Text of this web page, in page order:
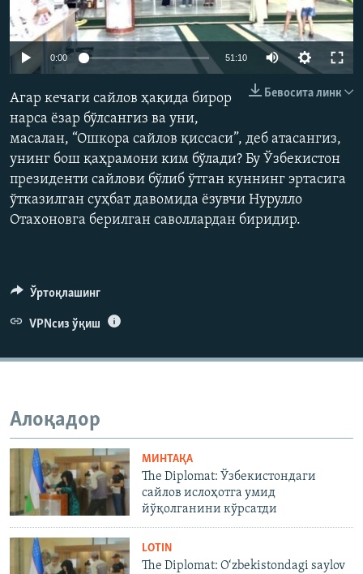
480p
720p
0:00 51:10 Auto
480p
Бевосита линк
Агар кечаги сайлов ҳақида бирор
нарса ёзар бўлсангиз ва уни,
масалан, “Ошкора сайлов қиссаси”, деб атасангиз,
унинг бош қаҳрамони ким бўлади? Бу Ўзбекистон
президенти сайлови бўлиб ўтган куннинг эртасига
ўтказилган суҳбат давомида ёзувчи Нурулло
Отахоновга берилган саволлардан биридир.
Ўртоқлашинг
VPNсиз ўқиш
Алоқадор
МИНТАҚА
The Diplomat: Ўзбекистондаги
сайлов ислоҳотга умид
йўқолганини кўрсатди
LOTIN
The Diplomat: O‘zbekistondagi saylov